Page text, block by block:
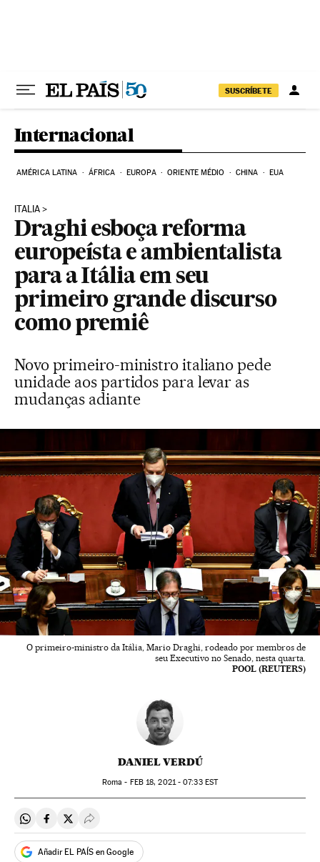
SUSCRÍBETE
Internacional
AMÉRICA LATINA ÁFRICA EUROPA ORIENTE MÉDIO CHINA EUA
ITALIA
Draghi esboça reforma
europeísta e ambientalista
para a Itália em seu
primeiro grande discurso
como premiê
Novo primeiro-ministro italiano pede
unidade aos partidos para levar as
mudanças adiante
O primeiro-ministro da Itália, Mario Draghi, rodeado por membros de
seu Executivo no Senado, nesta quarta.
POOL (REUTERS)
DANIEL VERDÚ
Roma - FEB18, 2021 - 07:33EST
Compartir en Whatsapp
Compartir en Facebook
Compartir en Twitter
Desplegar Redes Sociales
Añadir EL PAÍS en Google